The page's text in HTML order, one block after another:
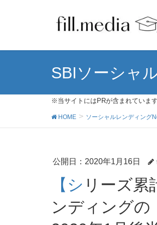
SBIソーシャ
※当サイトにはPRが含まれています
HOME ソーシャルレンディング
公開日： 2020年1月16日
【シリーズ累計貸付274億円強】SBIソーシャルレ
ンディングの